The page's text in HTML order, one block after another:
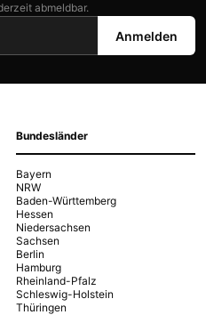
abmeldbar.
Anmelden
Bundesländer
Bayern
NRW
Baden-Württemberg
Hessen
Niedersachsen
Sachsen
Berlin
Hamburg
Rheinland-Pfalz
Schleswig-Holstein
Thüringen